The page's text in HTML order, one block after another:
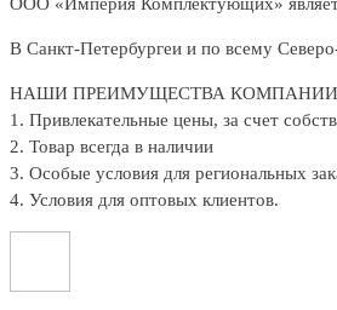
В Санкт-Петербургеи и по всему
НАШИ ПРЕИМУЩЕСТВА КОМПАНИИ
1. Привлекательные цены, за счет
2. Товар всегда в наличии
3. Особые условия для региональных
4. Условия для оптовых клиентов.